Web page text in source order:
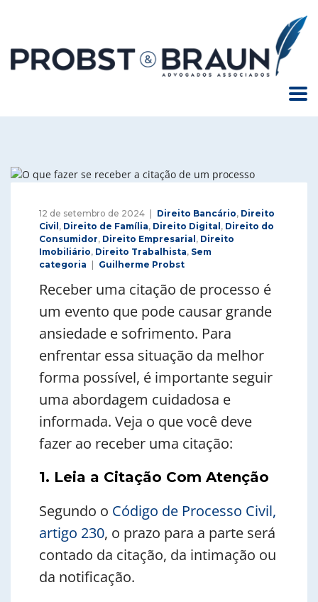
12 de setembro de 2024 Direito Bancário, Direito
Civil , Direito de Família, Direito Digital , Direito do
Consumidor, Direito Empresarial , Direito
Imobiliário, Direito Trabalhista, Sem
categoria
Guilherme Probst
Receber uma citação de processo é
um evento que pode causar grande
ansiedade e sofrimento. Para
enfrentar essa situação da melhor
forma possível, é importante seguir
uma abordagem cuidadosa e
informada. Veja o que você deve
fazer ao receber uma citação:
1. Leia a Citação Com Atenção
Segundo o Código de Processo Civil,
artigo 230, o prazo para a parte será
contado da citação, da intimação ou
da notificação.